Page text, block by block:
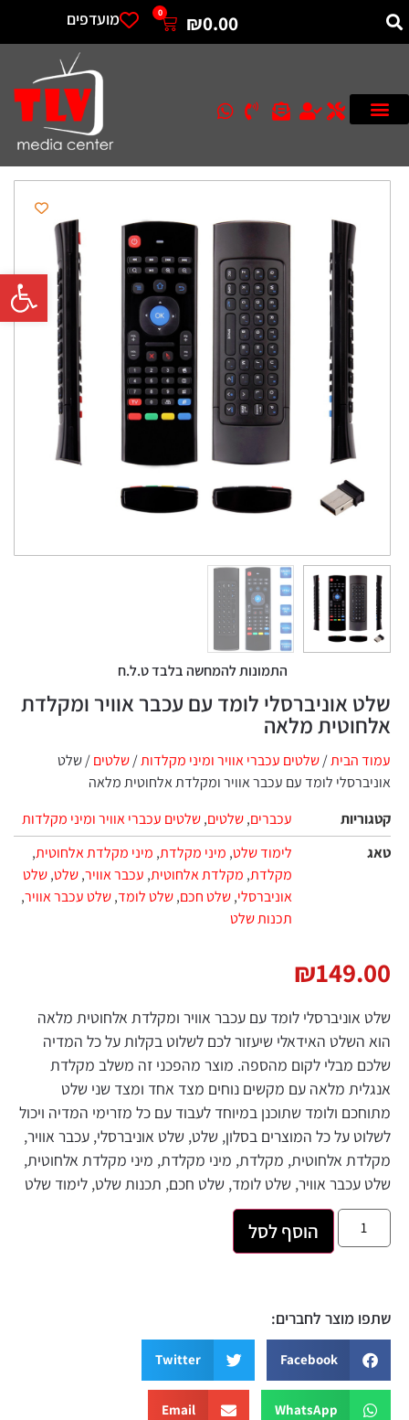
פתח
₪0.00
0 מועדפים
התמונות להמחשה בלבד ט.ל.ח
שלט אוניברסלי לומד עם עכבר אוויר ומקלדת
אלחוטית מלאה
עמוד הבית/שלטים עכברי אוויר ומיני מקלדות/שלטים/ שלט
אוניברסלי לומד עם עכבר אוויר ומקלדת אלחוטית מלאה
קטגוריות
עכברים,שלטים,שלטים עכברי אוויר ומיני מקלדות
טאג
לימוד שלט, מיני מקלדת, מיני מקלדת אלחוטית,
מקלדת, מקלדת אלחוטית, עכבר אוויר,שלט,שלט
אוניברסלי,שלט חכם,שלט לומד,שלט עכבר אוויר,
תכנות שלט
₪149.00
שלט אוניברסלי לומד עם עכבר אוויר ומקלדת אלחוטית מלאה
הוא השלט האידאלי שיעזור לכם לשלוט בקלות על כל המדיה
שלכם מבלי לקום מהספה. מוצר מהפכני זה משלב מקלדת
אנגלית מלאה עם מקשים נוחים מצד אחד ומצד שני שלט
מתוחכם ולומד שתוכנן במיוחד לעבוד עם כל מזרימי המדיה ויכול
לשלוט על כל המוצרים בסלון, שלט, שלט אוניברסלי, עכבר אוויר,
מקלדת אלחוטית, מקלדת, מיני מקלדת, מיני מקלדת אלחוטית,
שלט עכבר אוויר, שלט לומד, שלט חכם, תכנות שלט, לימוד שלט
הוסף לסל
שתפו מוצר לחברים:
Facebook
Twitter
WhatsApp
Email